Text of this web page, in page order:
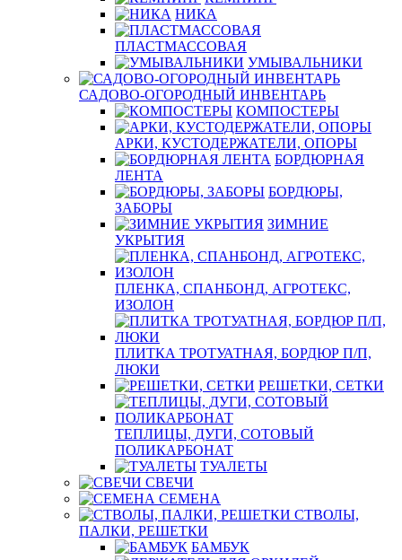
НИКА
ПЛАСТМАССОВАЯ
УМЫВАЛЬНИКИ
САДОВО-ОГОРОДНЫЙ ИНВЕНТАРЬ
КОМПОСТЕРЫ
АРКИ, КУСТОДЕРЖАТЕЛИ, ОПОРЫ
БОРДЮРНАЯ
ЛЕНТА
БОРДЮРЫ,
ЗАБОРЫ
ЗИМНИЕ
УКРЫТИЯ
ПЛЕНКА, СПАНБОНД, АГРОТЕКС,
ИЗОЛОН
ПЛИТКА ТРОТУАТНАЯ, БОРДЮР П/П,
ЛЮКИ
РЕШЕТКИ, СЕТКИ
ТЕПЛИЦЫ, ДУГИ, СОТОВЫЙ
ПОЛИКАРБОНАТ
ТУАЛЕТЫ
СВЕЧИ
СЕМЕНА
СТВОЛЫ,
ПАЛКИ, РЕШЕТКИ
БАМБУК